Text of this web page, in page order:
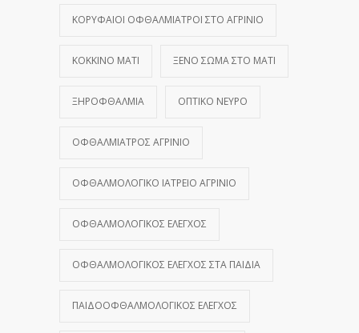
ΚΟΡΥΦΑΊΟΙ ΟΦΘΑΛΜΊΑΤΡΟΙ ΣΤΟ ΑΓΡΊΝΙΟ
ΚΌΚΚΙΝΟ ΜΆΤΙ ΞΈΝΟ ΣΏΜΑ ΣΤΟ ΜΆΤΙ
ΞΗΡΟΦΘΑΛΜΊΑ ΟΠΤΙΚΌ ΝΕΎΡΟ
ΟΦΘΑΛΜΊΑΤΡΟΣ ΑΓΡΊΝΙΟ
ΟΦΘΑΛΜΟΛΟΓΙΚΌ ΙΑΤΡΕΊΟ ΑΓΡΊΝΙΟ
ΟΦΘΑΛΜΟΛΟΓΙΚΌΣ ΈΛΕΓΧΟΣ
ΟΦΘΑΛΜΟΛΟΓΙΚΌΣ ΈΛΕΓΧΟΣ ΣΤΑ ΠΑΙΔΙΆ
ΠΑΙΔΟΟΦΘΑΛΜΟΛΟΓΙΚΌΣ ΈΛΕΓΧΟΣ